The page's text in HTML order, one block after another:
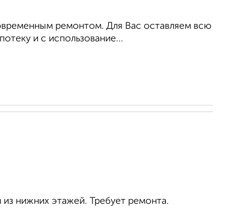
ремонтом. Для Вас оставляем всю
и с использование...
нижних этажей. Требует ремонта.